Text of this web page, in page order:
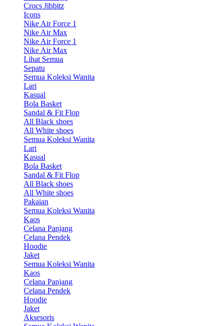
Crocs Jibbitz
Icons
Nike Air Force 1
Nike Air Max
Nike Air Force 1
Nike Air Max
Lihat Semua
Sepatu
Semua Koleksi Wanita
Lari
Kasual
Bola Basket
Sandal & Fit Flop
All Black shoes
All White shoes
Semua Koleksi Wanita
Lari
Kasual
Bola Basket
Sandal & Fit Flop
All Black shoes
All White shoes
Pakaian
Semua Koleksi Wanita
Kaos
Celana Panjang
Celana Pendek
Hoodie
Jaket
Semua Koleksi Wanita
Kaos
Celana Panjang
Celana Pendek
Hoodie
Jaket
Aksesoris